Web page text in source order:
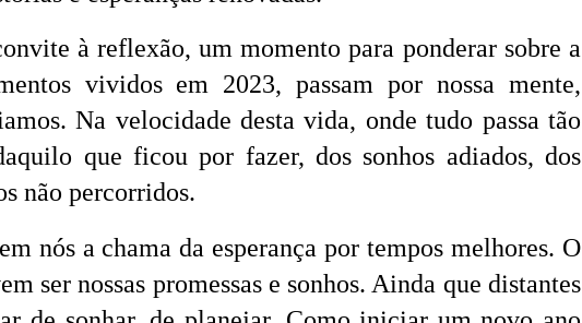
à reflexão, um momento para ponderar sobre a
vividos em 2023, passam por nossa mente,
Na velocidade desta vida, onde tudo passa tão
que ficou por fazer, dos sonhos adiados, dos
não percorridos.
nós a chama da esperança por tempos melhores. O
ser nossas promessas e sonhos. Ainda que distantes